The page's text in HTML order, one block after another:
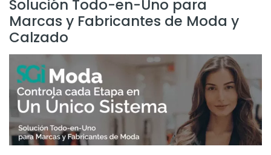
Solución Todo-en-Uno para
Marcas y Fabricantes de Moda y
Calzado